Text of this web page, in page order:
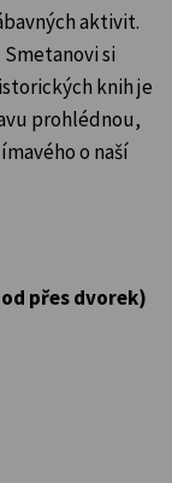
aktivit.
si
knih je
prohlédnou,
o naší
přes dvorek)